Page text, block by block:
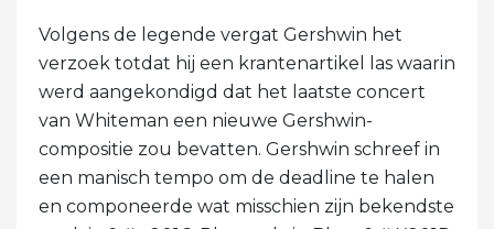
Volgens de legende vergat Gershwin het
verzoek totdat hij een krantenartikel las waarin
werd aangekondigd dat het laatste concert
van Whiteman een nieuwe Gershwin-
compositie zou bevatten. Gershwin schreef in
een manisch tempo om de deadline te halen
en componeerde wat misschien zijn bekendste